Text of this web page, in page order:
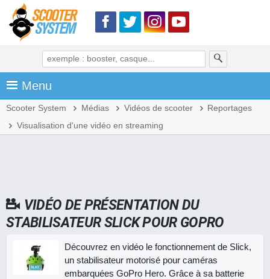
Menu
Scooter System Médias Vidéos de scooter
Reportages
Visualisation d'une vidéo en streaming
VIDÉO DE PRÉSENTATION DU
STABILISATEUR SLICK POUR GOPRO
Découvrez en vidéo le fonctionnement de Slick,
un stabilisateur motorisé pour caméras
embarquées GoPro Hero. Grâce à sa batterie